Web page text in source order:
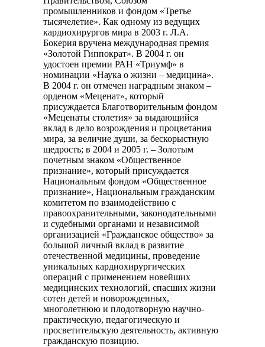
промышленников и фондом «Третье
тысячелетие». Как одному из ведущих
кардиохирургов мира в 2003 г. Л.А.
Бокерия вручена международная премия
«Золотой Гиппократ». В 2004 г. он
удостоен премии РАН «Триумф» в
номинации «Наука о жизни – медицина».
В 2004 г. он отмечен наградным знаком –
орденом «Меценат», который
присуждается Благотворительным фондом
«Меценаты столетия» за выдающийся
вклад в дело возрождения и процветания
мира, за величие души, за бескорыстную
щедрость; в 2004 и 2005 г. – Золотым
почетным знаком «Общественное
признание», который присуждается
Национальным фондом «Общественное
признание», Национальным гражданским
комитетом по взаимодействию с
правоохранительными, законодательными
и судебными органами и независимой
организацией «Гражданское общество» за
большой личный вклад в развитие
отечественной медицины, проведение
уникальных кардиохирургических
операций с применением новейших
медицинских технологий, спасших жизни
сотен детей и новорожденных,
многолетнюю и плодотворную научно-
практическую, педагогическую и
просветительскую деятельность, активную
гражданскую позицию.